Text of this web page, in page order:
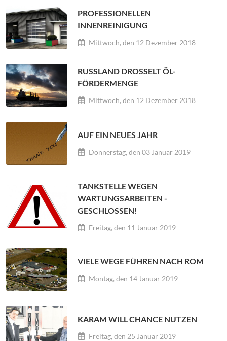
PROFESSIONELLEN
INNENREINIGUNG
Mittwoch, den 12 Dezember 2018
RUSSLAND DROSSELT ÖL- F
ÖRDERMENGE
Mittwoch, den 12 Dezember 2018
AUF EIN NEUES JAHR
Donnerstag, den 03 Januar 2019
TANKSTELLE WEGEN
WARTUNGSARBEITEN -
GESCHLOSSEN!
Freitag, den 11 Januar 2019
VIELE WEGE FÜHREN NACH ROM
Montag, den 14 Januar 2019
KARAM WILL CHANCE NUTZEN
Freitag, den 25 Januar 2019